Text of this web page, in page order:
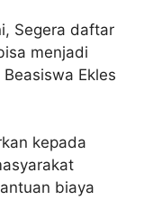
Segera daftar
menjadi
Ekles
kepada
biaya